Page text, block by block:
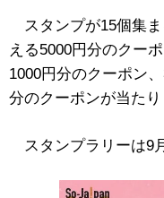
スタンプが15個集
える5000円分のクー
1000円分のクーポン
分のクーポンが当たり
スタンプラリーは9